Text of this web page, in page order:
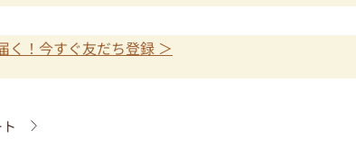
く！今すぐ友だち登録 ＞